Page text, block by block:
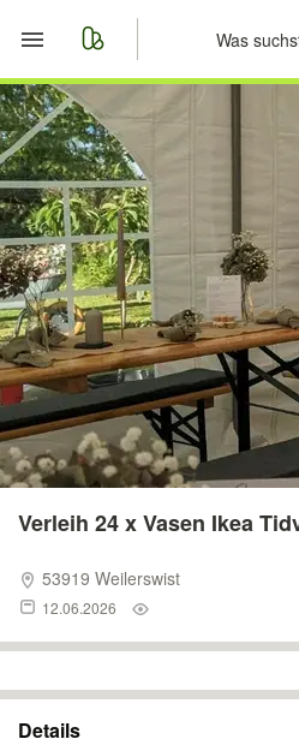
Start
Merkliste
Nachrichten
Anzeige aufgeben
Verleih 24 x Vasen Ikea
53919 Weilerswist
12.06.2026
Details